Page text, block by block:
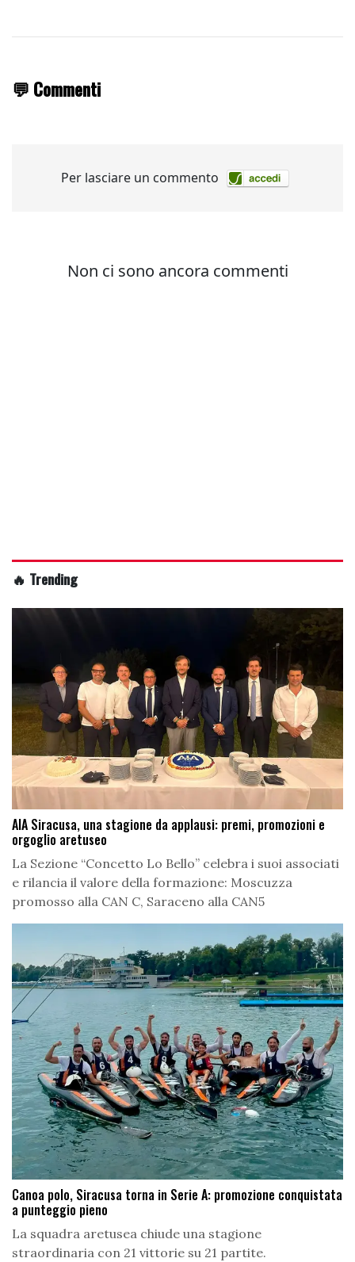
💬 Commenti
🔥 Trending
AIA Siracusa, una stagione da applausi: premi, promozioni e
orgoglio aretuseo
La Sezione “Concetto Lo Bello” celebra i suoi associati
e rilancia il valore della formazione: Moscuzza
promosso alla CAN C, Saraceno alla CAN5
Canoa polo, Siracusa torna in Serie A: promozione conquistata
a punteggio pieno
La squadra aretusea chiude una stagione
straordinaria con 21 vittorie su 21 partite.